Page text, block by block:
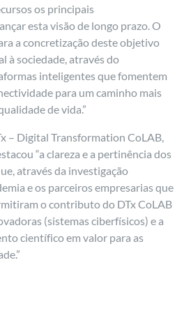
os principais
esta visão de longo prazo. O
a concretização deste objetivo
à sociedade, através do
inteligentes que fomentem
para um caminho mais
de vida.”
– Digital Transformation CoLAB,
“a clareza e a pertinência dos
através da investigação
e os parceiros empresarias que
o contributo do DTx CoLAB
(sistemas ciberfísicos) e a
científico em valor para as